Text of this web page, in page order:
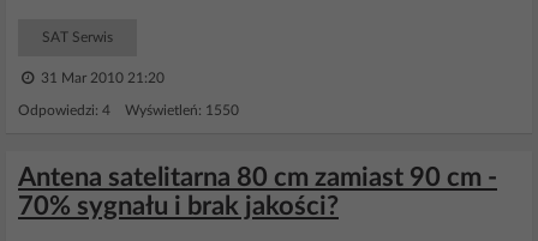
SAT Serwis
31 Mar 2010 21:20
Odpowiedzi: 4 Wyświetleń: 1550
Antena satelitarna 80 cm zamiast 90 cm -
70% sygnału i brak jakości?